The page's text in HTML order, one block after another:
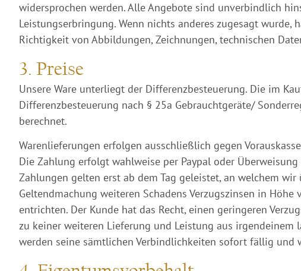
widersprochen werden. Alle Angebote sind unverbindlich
Leistungserbringung. Wenn nichts anderes zugesagt
Richtigkeit von Abbildungen, Zeichnungen, technischen
3. Preise
Unsere Ware unterliegt der Differenzbesteuerung. Die im
Differenzbesteuerung nach § 25a Gebrauchtgeräte/
berechnet.
Warenlieferungen erfolgen ausschließlich gegen
Die Zahlung erfolgt wahlweise per Paypal oder
Zahlungen gelten erst ab dem Tag geleistet, an welchem
Geltendmachung weiteren Schadens Verzugszinsen in
entrichten. Der Kunde hat das Recht, einen geringeren
zu keiner weiteren Lieferung und Leistung aus irgendeinem
werden seine sämtlichen Verbindlichkeiten sofort fällig und